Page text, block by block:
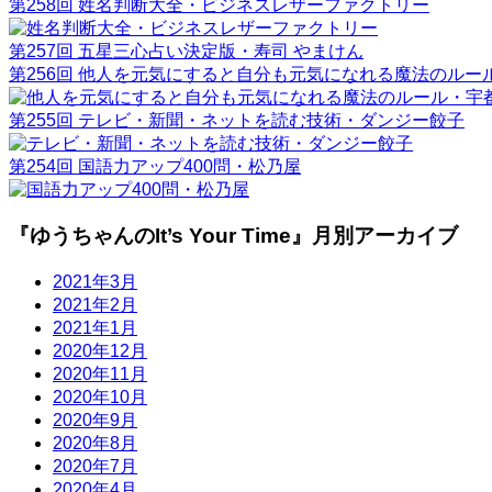
第258回 姓名判断大全・ビジネスレザーファクトリー
第257回 五星三心占い決定版・寿司 やまけん
第256回 他人を元気にすると自分も元気になれる魔法のルー
第255回 テレビ・新聞・ネットを読む技術・ダンジー餃子
第254回 国語力アップ400問・松乃屋
『ゆうちゃんのIt’s Your Time』月別アーカイブ
2021年3月
2021年2月
2021年1月
2020年12月
2020年11月
2020年10月
2020年9月
2020年8月
2020年7月